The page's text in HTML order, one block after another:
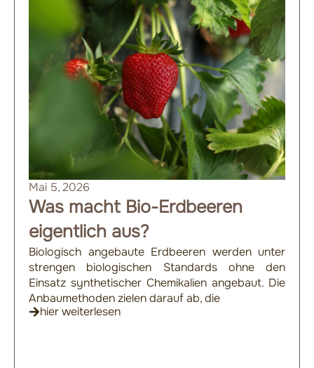
Mai 5, 2026
Was macht Bio-Erdbeeren
eigentlich aus?
Biologisch angebaute Erdbeeren werden unter
strengen biologischen Standards ohne den
Einsatz synthetischer Chemikalien angebaut. Die
Anbaumethoden zielen darauf ab, die
hier weiterlesen